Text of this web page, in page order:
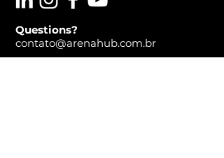
Questions?
contato@arenahub.com.br